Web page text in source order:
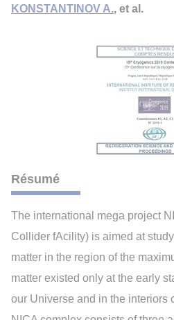
KONSTANTINOV A., et al.
Résumé
The international mega project
Collider fAcility) is aimed at
matter in the region of the
matter existed only at the early
our Universe and in the interiors